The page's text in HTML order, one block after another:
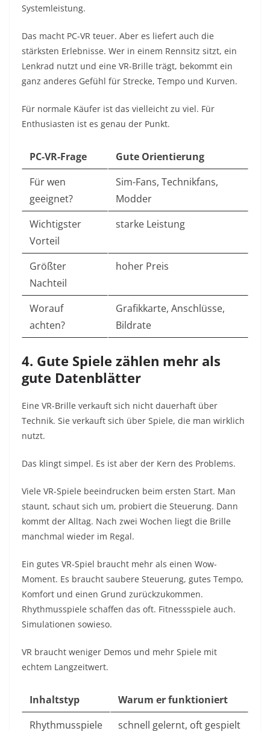
Systemleistung.
Das macht PC-VR teuer. Aber es liefert auch die
stärksten Erlebnisse. Wer in einem Rennsitz sitzt, ein
Lenkrad nutzt und eine VR-Brille trägt, bekommt ein
ganz anderes Gefühl für Strecke, Tempo und Kurven.
Für normale Käufer ist das vielleicht zu viel. Für
Enthusiasten ist es genau der Punkt.
PC-VR-Frage
Gute Orientierung
Für wen
geeignet?
Sim-Fans, Technikfans,
Modder
Wichtigster
Vorteil
starke Leistung
Größter
Nachteil
hoher Preis
Worauf
achten?
Grafikkarte, Anschlüsse,
Bildrate
4. Gute Spiele zählen mehr als
gute Datenblätter
Eine VR-Brille verkauft sich nicht dauerhaft über
Technik. Sie verkauft sich über Spiele, die man wirklich
nutzt.
Das klingt simpel. Es ist aber der Kern des Problems.
Viele VR-Spiele beeindrucken beim ersten Start. Man
staunt, schaut sich um, probiert die Steuerung. Dann
kommt der Alltag. Nach zwei Wochen liegt die Brille
manchmal wieder im Regal.
Ein gutes VR-Spiel braucht mehr als einen Wow-
Moment. Es braucht saubere Steuerung, gutes Tempo,
Komfort und einen Grund zurückzukommen.
Rhythmusspiele schaffen das oft. Fitnessspiele auch.
Simulationen sowieso.
VR braucht weniger Demos und mehr Spiele mit
echtem Langzeitwert.
Inhaltstyp
Warum er funktioniert
Rhythmusspiele
schnell gelernt, oft gespielt